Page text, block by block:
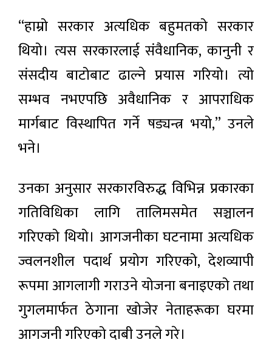
“हाम्रो सरकार अत्यधिक बहुमतको सरकार
थियो। त्यस सरकारलाई संवैधानिक, कानुनी र
संसदीय बाटोबाट ढाल्ने प्रयास गरियो। त्यो
सम्भव नभएपछि अवैधानिक र आपराधिक
मार्गबाट विस्थापित गर्ने षड्यन्त्र भयो,” उनले
भने।
उनका अनुसार सरकारविरुद्ध विभिन्न प्रकारका
गतिविधिका लागि तालिमसमेत सञ्चालन
गरिएको थियो। आगजनीका घटनामा अत्यधिक
ज्वलनशील पदार्थ प्रयोग गरिएको, देशव्यापी
रूपमा आगलागी गराउने योजना बनाइएको तथा
गुगलमार्फत ठेगाना खोजेर नेताहरूका घरमा
आगजनी गरिएको दाबी उनले गरे।